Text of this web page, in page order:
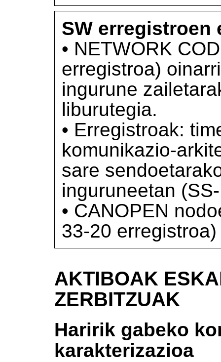
SW erregistroen
• NETWORK
erregistroa)
ingurune
liburutegia.
• Erregistroak:
komunikazio-
sare
inguruneetan
• CANOPEN
33-20 erregistroa)
AKTIBOAK
ZERBITZUAK
Haririk gabeko
karakterizazioa